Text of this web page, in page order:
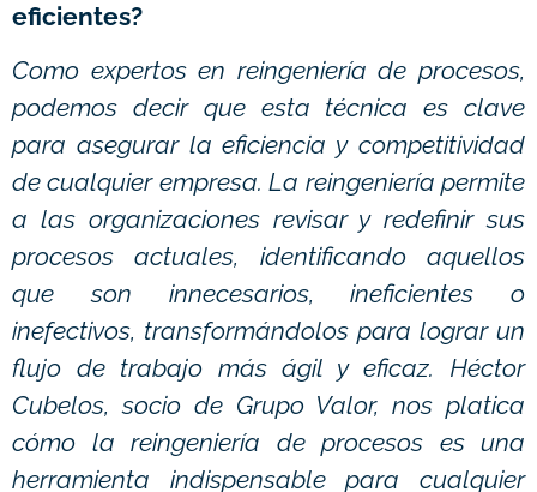
eficientes?
Como expertos en reingeniería de procesos,
podemos decir que esta técnica es clave
para asegurar la eficiencia y competitividad
de cualquier empresa. La reingeniería permite
a las organizaciones revisar y redefinir sus
procesos actuales, identificando aquellos
que son innecesarios, ineficientes o
inefectivos, transformándolos para lograr un
flujo de trabajo más ágil y eficaz. Héctor
Cubelos, socio de Grupo Valor, nos platica
cómo la reingeniería de procesos es una
herramienta indispensable para cualquier